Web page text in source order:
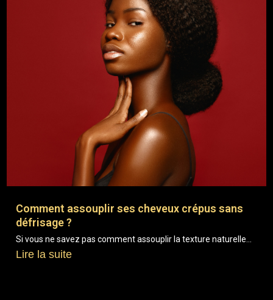
Comment assouplir ses cheveux crépus sans
défrisage ?
Si vous ne savez pas comment assouplir la texture naturelle...
Lire la suite